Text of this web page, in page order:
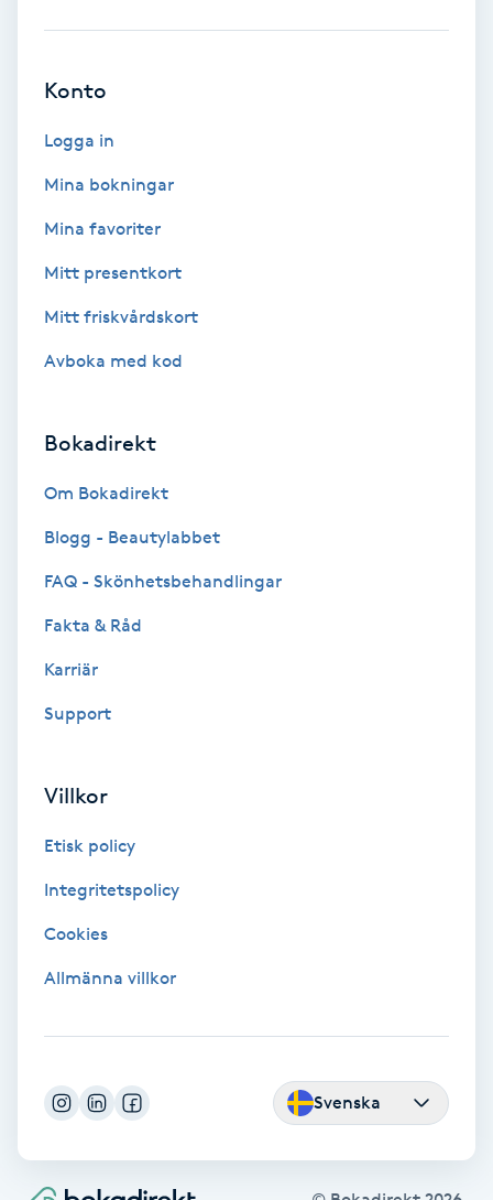
Celluliter
Color correction
Cryoterapi
Dermapen
Diamantslipning
Enzympeeling
Extensions borttagning
Face framing
Fet hårbotten
Fibromassage
Konto
Logga in
Mina bokningar
Mina favoriter
Mitt presentkort
Mitt friskvårdskort
Avboka med kod
Bokadirekt
Om Bokadirekt
Blogg - Beautylabbet
FAQ - Skönhetsbehandlingar
Fakta & Råd
Karriär
Support
Villkor
Etisk policy
Integritetspolicy
Cookies
Allmänna villkor
Svenska